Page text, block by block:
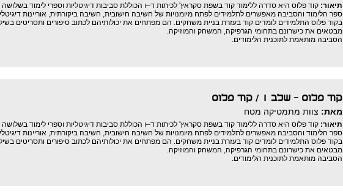
תיאור: קוד פלוס היא סדרה ללימוד קוד בשפת סקראץ' לכיתות ד–ו הכוללת סביבות דיגיטליות וספרי לימוד
ספר הלימוד והסביבה מאפשרים לתלמידים לפתח מיומנויות של חשיבה חישובית, חשיבה ביקורתית, אוריינות
בקוד פלוס התלמידים לומדים קוד בעזרת בניית משחקים. הם מפתחים את יכולותיהם לכתוב סיפורים ותסריטים
מבטאים את כישרונם בתחומי הגרפיקה, המשחק והמוזיקה.
הסביבה מותאמת לתוכנית הלימודים.
קוד פלוס - שלב 1 / קוד פלוס
מאת: צוות מתמטיקה מטח
תיאור: קוד פלוס היא סדרה ללימוד קוד בשפת סקראץ' לכיתות ד–ו הכוללת סביבות דיגיטליות וספרי לימוד
ספר הלימוד והסביבה מאפשרים לתלמידים לפתח מיומנויות של חשיבה חישובית, חשיבה ביקורתית, אוריינות
בקוד פלוס התלמידים לומדים קוד בעזרת בניית משחקים. הם מפתחים את יכולותיהם לכתוב סיפורים ותסריטים
מבטאים את כישרונם בתחומי הגרפיקה, המשחק והמוזיקה.
הסביבה מותאמת לתוכנית הלימודים.